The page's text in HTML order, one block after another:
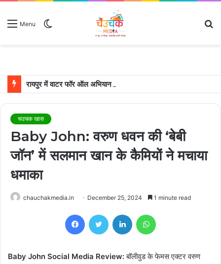
Menu
चउचक खास
Baby John: वरुण धवन की ‘बेबी
जॉन’ में सलमान खान के कैमियों ने मचाया
धमाका
chauchakmedia.in December 25, 2024 1 minute read
FacebookTwitter LinkedIn
Baby John Social Media Review:बॉलीवुड के फेमस एक्टर वरुण